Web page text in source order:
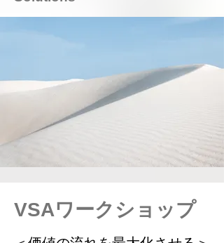
VSAワークショップ